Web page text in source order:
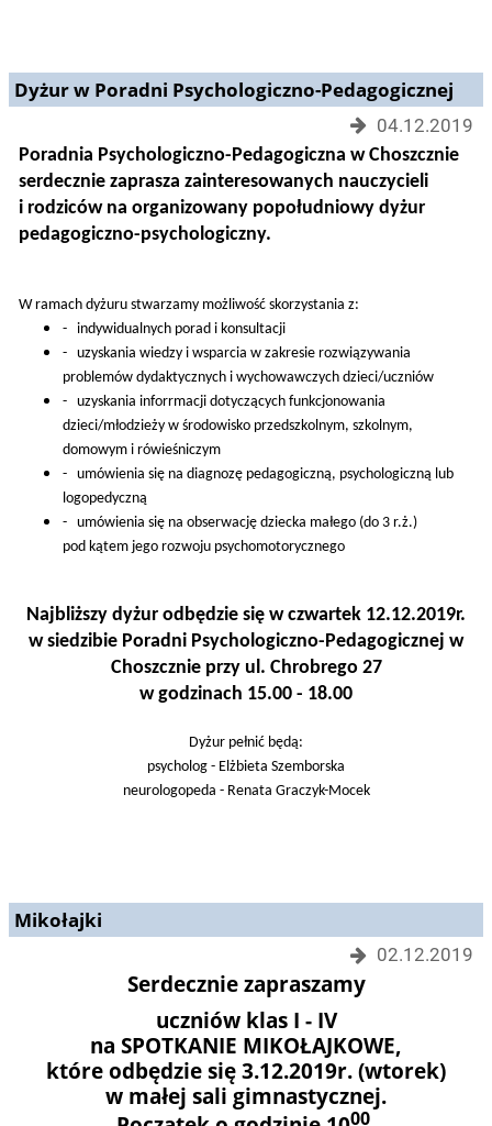
Dyżur w Poradni Psychologiczno-Pedagogicznej
04.12.2019
Poradnia Psychologiczno-Pedagogiczna w Choszcznie
serdecznie zaprasza zainteresowanych nauczycieli
i rodziców na organizowany popołudniowy dyżur
pedagogiczno-psychologiczny.
W ramach dyżuru stwarzamy możliwość skorzystania z:
- indywidualnych porad i konsultacji
- uzyskania wiedzy i wsparcia w zakresie rozwiązywania
problemów dydaktycznych i wychowawczych dzieci/uczniów
- uzyskania inforrmacji dotyczących funkcjonowania
dzieci/młodzieży w środowisko przedszkolnym, szkolnym,
domowym i rówieśniczym
- umówienia się na diagnozę pedagogiczną, psychologiczną lub
logopedyczną
- umówienia się na obserwację dziecka małego (do 3 r.ż.)
pod kątem jego rozwoju psychomotorycznego
Najbliższy dyżur odbędzie się w czwartek 12.12.2019r.
w siedzibie Poradni Psychologiczno-Pedagogicznej w
Choszcznie przy ul. Chrobrego 27
w godzinach 15.00 - 18.00
Dyżur pełnić będą:
psycholog - Elżbieta Szemborska
neurologopeda - Renata Graczyk-Mocek
Mikołajki
02.12.2019
Serdecznie zapraszamy
uczniów klas I - IV
na SPOTKANIE MIKOŁAJKOWE,
które odbędzie się 3.12.2019r. (wtorek)
w małej sali gimnastycznej.
00